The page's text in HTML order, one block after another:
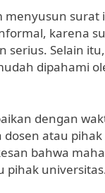
surat
karena
serius. Selain
dipahami
dengan
atau
bahwa
pihak